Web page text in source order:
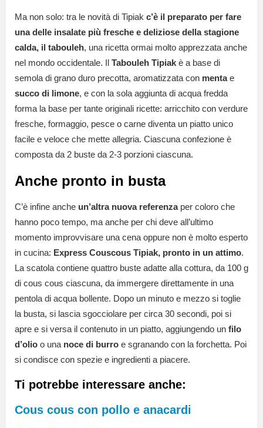
Ma non solo: tra le novità di Tipiak c’è il preparato per fare
una delle insalate più fresche e deliziose della stagione
calda, il tabouleh, una ricetta ormai molto apprezzata anche
nel mondo occidentale. Il Tabouleh Tipiak è a base di
semola di grano duro precotta, aromatizzata con mentae
succo di limone, e con la sola aggiunta di acqua fredda
forma la base per tante originali ricette: arricchito con verdure
fresche, formaggio, pesce o carne diventa un piatto unico
facile e veloce che mette allegria. Ciascuna confezione è
composta da 2 buste da 2-3 porzioni ciascuna.
Anche pronto in busta
C’è infine anche un’altra nuova referenzaper coloro che
hanno poco tempo, ma anche per chi deve all’ultimo
momento improvvisare una cena oppure non è molto esperto
in cucina: Express Couscous Tipiak, pronto in un attimo.
La scatola contiene quattro buste adatte alla cottura, da 100 g
di cous cous ciascuna, da immergere direttamente in una
pentola di acqua bollente. Dopo un minuto e mezzo si toglie
la busta, si lascia sgocciolare per circa 30 secondi, poi si
apre e si versa il contenuto in un piatto, aggiungendo un filo
d’olio o una noce di burro e sgranando con la forchetta. Poi
si condisce con spezie e ingredienti a piacere.
Ti potrebbe interessare anche:
Cous cous con pollo e anacardi